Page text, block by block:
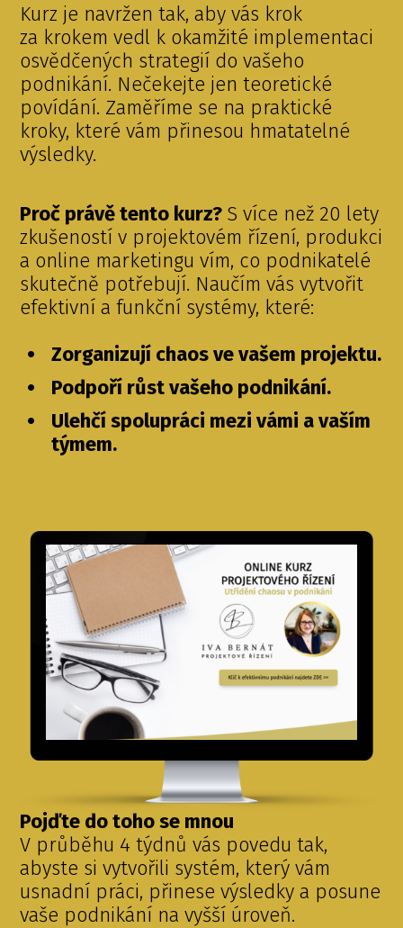
Kurz je navržen tak, aby vás krok
za krokem vedl k okamžité implementaci
osvědčených strategií do vašeho
podnikání. Nečekejte jen teoretické
povídání. Zaměříme se na praktické
kroky, které vám přinesou hmatatelné
výsledky.
Proč právě tento kurz? S více než 20 lety
zkušeností v projektovém řízení, produkci
a online marketingu vím, co podnikatelé
skutečně potřebují. Naučím vás vytvořit
efektivní a funkční systémy, které:
Zorganizují chaos ve vašem projektu.
Podpoří růst vašeho podnikání.
Ulehčí spolupráci mezi vámi a vaším
týmem.
Pojďte do toho se mnou
V průběhu 4 týdnů vás povedu tak,
abyste si vytvořili systém, který vám
usnadní práci, přinese výsledky a posune
vaše podnikání na vyšší úroveň.